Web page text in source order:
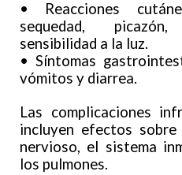
• Reacciones
sequedad,
sensibilidad a la luz.
• Síntomas
vómitos y diarrea.
Las complicaciones
incluyen efectos
nervioso, el sistema
los pulmones.